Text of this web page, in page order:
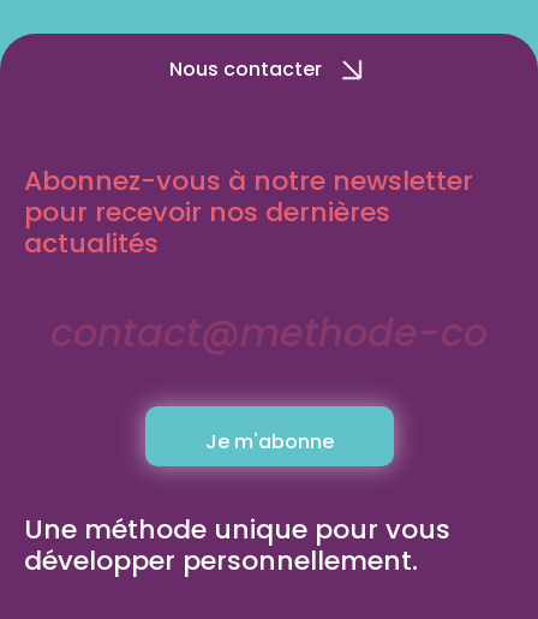
Nous contacter
Abonnez-vous à notre newsletter
pour recevoir nos dernières
actualités
Une méthode unique pour vous
développer personnellement.